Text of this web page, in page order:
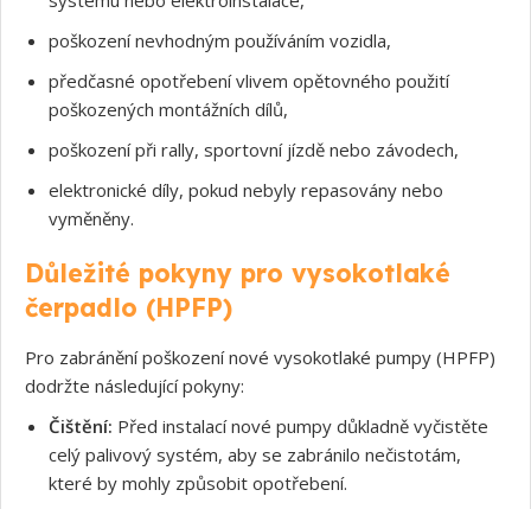
poškození nevhodným používáním vozidla,
předčasné opotřebení vlivem opětovného použití
poškozených montážních dílů,
poškození při rally, sportovní jízdě nebo závodech,
elektronické díly, pokud nebyly repasovány nebo
vyměněny.
Důležité pokyny pro vysokotlaké
čerpadlo (HPFP)
Pro zabránění poškození nové vysokotlaké pumpy (HPFP)
dodržte následující pokyny:
Čištění: Před instalací nové pumpy důkladně vyčistěte
celý palivový systém, aby se zabránilo nečistotám,
které by mohly způsobit opotřebení.
Souhlasím s GDPR